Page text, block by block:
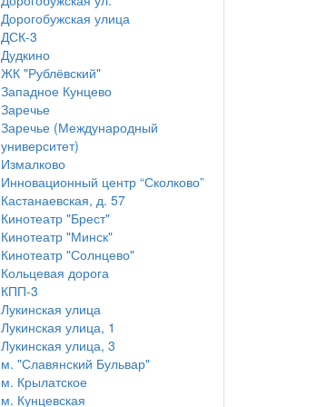
Дорогобужская улица
ДСК-3
Дудкино
ЖК "Рублёвский"
Западное Кунцево
Заречье
Заречье (Международный
университет)
Измалково
Инновационный центр “Сколково”
Кастанаевская, д. 57
Кинотеатр "Брест"
Кинотеатр "Минск"
Кинотеатр "Солнцево"
Кольцевая дорога
КПП-3
Лукинская улица
Лукинская улица, 1
Лукинская улица, 3
м. "Славянский Бульвар"
м. Крылатское
м. Кунцевская